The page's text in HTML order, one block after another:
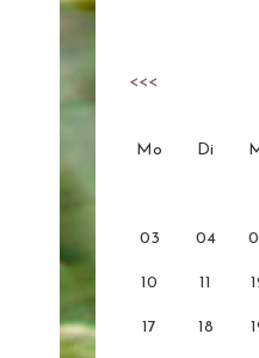
<<<
Mo Di
03 04
10 11
17 18